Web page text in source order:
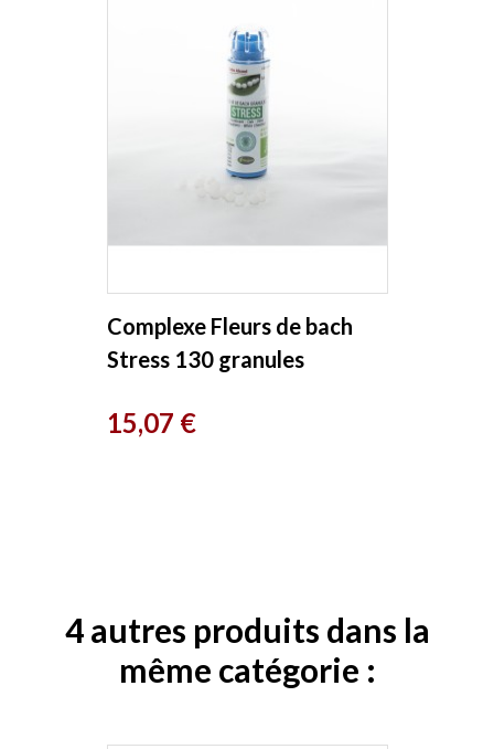
Complexe Fleurs de bach
Stress 130 granules
Prix
15,07 €
4 autres produits dans la
même catégorie :